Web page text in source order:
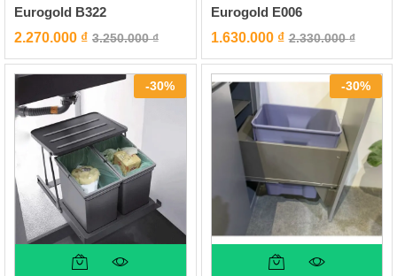
Eurogold B322
2.270.000 ₫ 3.250.000₫
Eurogold E006
1.630.000 ₫ 2.330.000₫
-30% -30%